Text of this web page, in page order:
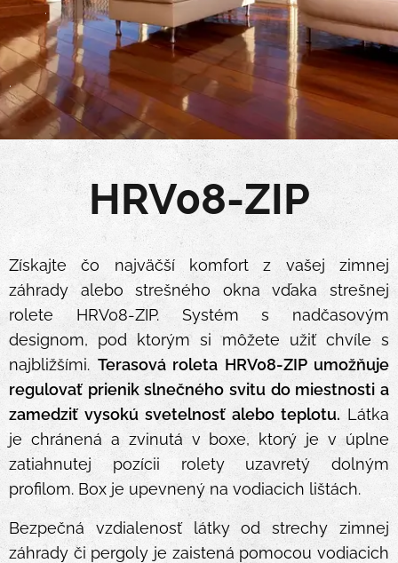
.
.
HRV08-ZIP
Získajte čo najväčší komfort z vašej zimnej
záhrady alebo strešného okna vďaka strešnej
rolete HRV08-ZIP. Systém s nadčasovým
designom, pod ktorým si môžete užiť chvíle s
najbližšími. Terasová roleta HRV08-ZIP umožňuje
regulovať prienik slnečného svitu do miestnosti a
zamedziť vysokú svetelnosť alebo teplotu. Látka
je chránená a zvinutá v boxe, ktorý je v úplne
zatiahnutej pozícii rolety uzavretý dolným
profilom. Box je upevnený na vodiacich lištách.
Bezpečná vzdialenosť látky od strechy zimnej
záhrady či pergoly je zaistená pomocou vodiacich